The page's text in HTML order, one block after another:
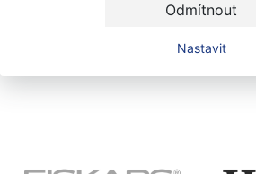
Odmítnout
Nastavit